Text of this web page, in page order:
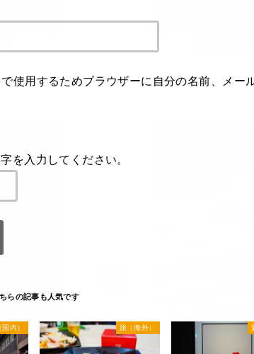
使用するためブラウザーに自分の名前、メー
を入力してください。
内） 旅（海外）